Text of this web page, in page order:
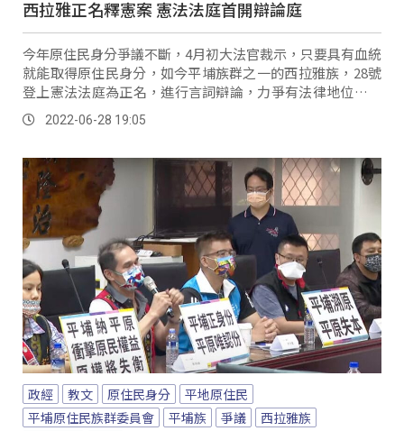
西拉雅正名釋憲案 憲法法庭首開辯論庭
今年原住民身分爭議不斷，4月初大法官裁示，只要具有血統
就能取得原住民身分，如今平埔族群之一的西拉雅族，28號
登上憲法法庭為正名，進行言詞辯論，力爭有法律地位的原
住民身分，而這起西拉雅族正名釋憲案，當中主要爭點在
於，原住民身分法第2條第2款規定，平地原住民，是臺灣光
直系血親尊親屬屬於原住民，並申請戶籍所在地鄉、鎮、
市、區公所登記為平地原住民有案者，是否限制哪些憲法權
利？ 原民會表示肯定，西拉雅族在原住民族身分的重要性，
但話鋒一轉，僅以立法方式來規劃，平埔族群的認定機制，
以及權利體系，增列平埔族群為，「平埔原住民」身分，大
法官認為恐怕又將挑起另一項違憲爭議。
2022-06-28 19:05
政經 教文 原住民身分
平地原住民
平埔原住民族群委員會
平埔族 爭議
西拉雅族